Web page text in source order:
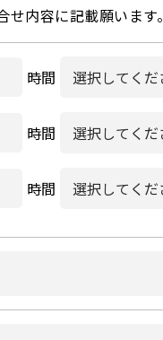
内容に記載願います。
時間
時間
時間